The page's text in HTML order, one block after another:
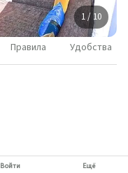
1 / 10
Правила Удобства
Войти Ещё